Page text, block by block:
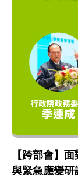
【跨部會】
與緊急應變研